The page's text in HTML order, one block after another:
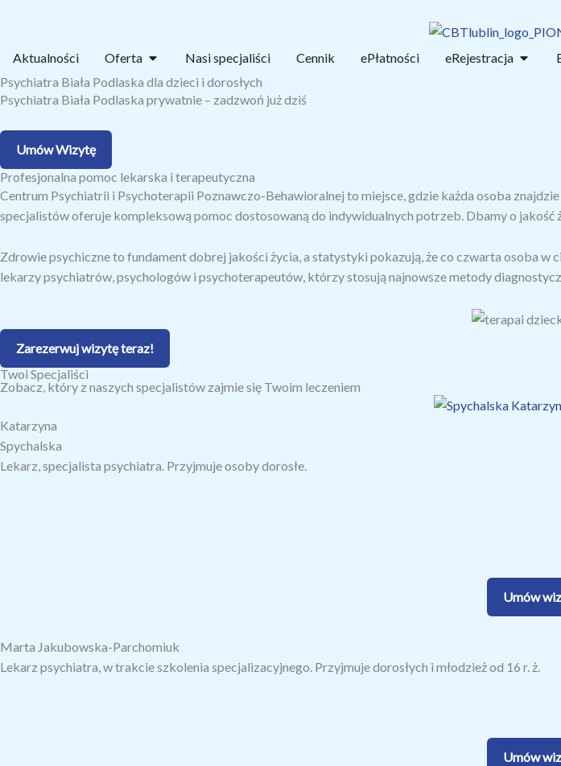
Aktualności Oferta Open OfertaNasi specjaliści Cennik ePłatności eRejestracja Open
Psychiatra Biała Podlaska dla dzieci i dorosłych
Psychiatra Biała Podlaska prywatnie – zadzwoń już dziś
Umów Wizytę
Profesjonalna pomoc lekarska i terapeutyczna
Centrum Psychiatrii i Psychoterapii Poznawczo-Behawioralnej to miejsce, gdzie każda osoba
specjalistów oferuje kompleksową pomoc dostosowaną do indywidualnych potrzeb. Dbamy o
Zdrowie psychiczne to fundament dobrej jakości życia, a statystyki pokazują, że co czwarta osoba
lekarzy psychiatrów, psychologów i psychoterapeutów, którzy stosują najnowsze metody
Zarezerwuj wizytę teraz!
Twoi Specjaliści
Zobacz, który z naszych specjalistów zajmie się Twoim leczeniem
Katarzyna
Spychalska
Lekarz, specjalista psychiatra. Przyjmuje osoby dorosłe.
Umów
Marta Jakubowska-Parchomiuk
Lekarz psychiatra, w trakcie szkolenia specjalizacyjnego. Przyjmuje dorosłych i młodzież od 16 r. ż.
Umów